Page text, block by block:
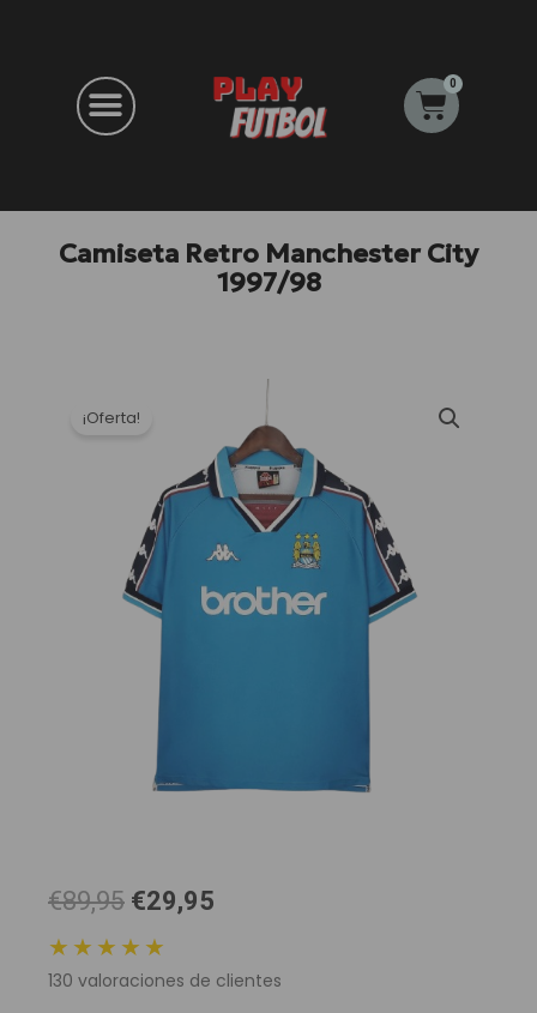
0
Carrito
Camiseta Retro Manchester City
1997/98
¡Oferta!
€89,95 El
original
era:
€29,95
es:
★★★★★
130 valoraciones de clientes